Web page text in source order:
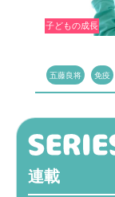
子どもの成長
五藤良将 免疫
連載